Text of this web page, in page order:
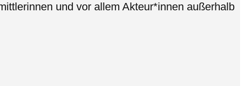
und vor allem Akteur*innen außerhalb